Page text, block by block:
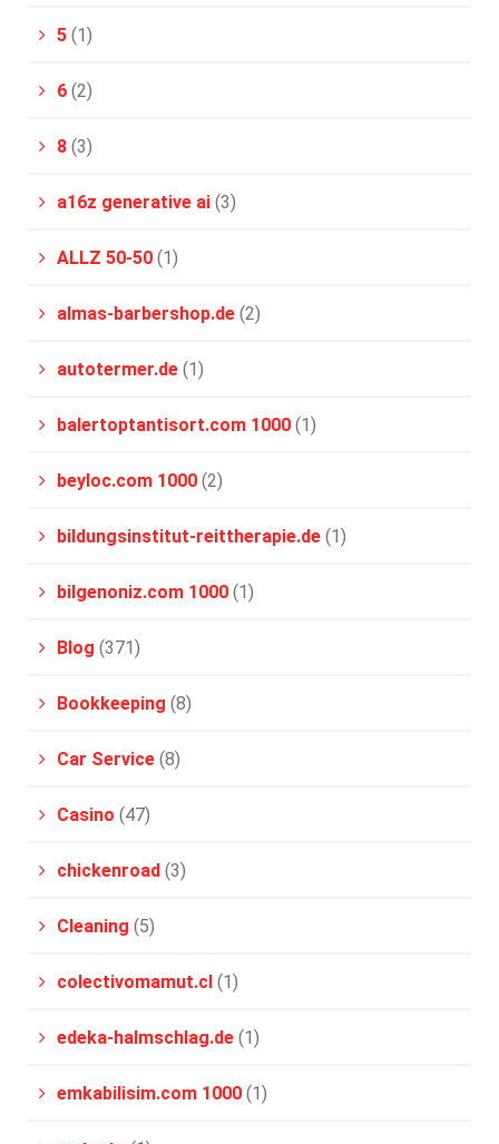
5 (1)
6 (2)
8 (3)
a16z generative ai (3)
ALLZ 50-50 (1)
almas-barbershop.de (2)
autotermer.de (1)
balertoptantisort.com 1000 (1)
beyloc.com 1000 (2)
bildungsinstitut-reittherapie.de (1)
bilgenoniz.com 1000 (1)
Blog (371)
Bookkeeping (8)
Car Service (8)
Casino (47)
chickenroad (3)
Cleaning (5)
colectivomamut.cl (1)
edeka-halmschlag.de (1)
emkabilisim.com 1000 (1)